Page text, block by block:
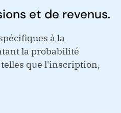
et de revenus.
à la
la probabilité
que l'inscription,